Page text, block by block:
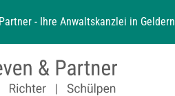
- Ihre Anwaltskanzlei in Geldern